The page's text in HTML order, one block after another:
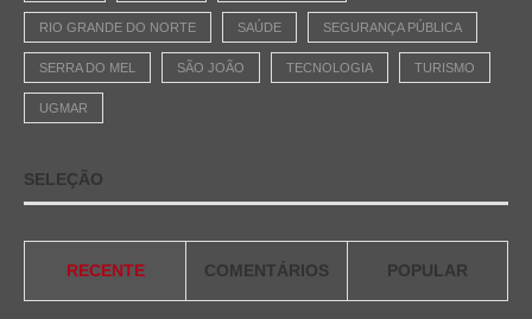
RIO GRANDE DO NORTE SAÚDE SEGURANÇA PÚBLICA
SERRA DO MEL SÃO JOÃO TECNOLOGIA TURISMO
UGMAR
SELEÇÃO
RECENTE COMENTÁRIOS POPULAR